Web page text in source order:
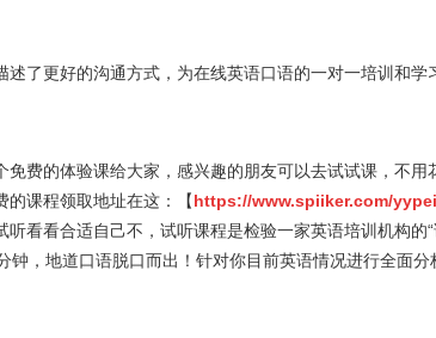
述了更好的沟通方式，为在线英语口语的一对一培训和
免费的体验课给大家，感兴趣的朋友可以去试试课，不
的课程领取地址在这：【https://www.spiiker.com/
听看看合适自己不，试听课程是检验一家英语培训机构的
钟，地道口语脱口而出！针对你目前英语情况进行全面